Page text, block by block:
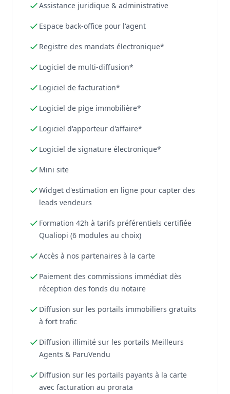
Assistance juridique & administrative
Espace back-office pour l'agent
Registre des mandats électronique*
Logiciel de multi-diffusion*
Logiciel de facturation*
Logiciel de pige immobilière*
Logiciel d'apporteur d'affaire*
Logiciel de signature électronique*
Mini site
Widget d'estimation en ligne pour capter des
leads vendeurs
Formation 42h à tarifs préférentiels certifiée
Qualiopi (6 modules au choix)
Accès à nos partenaires à la carte
Paiement des commissions immédiat dès
réception des fonds du notaire
Diffusion sur les portails immobiliers gratuits
à fort trafic
Diffusion illimité sur les portails Meilleurs
Agents & ParuVendu
Diffusion sur les portails payants à la carte
avec facturation au prorata